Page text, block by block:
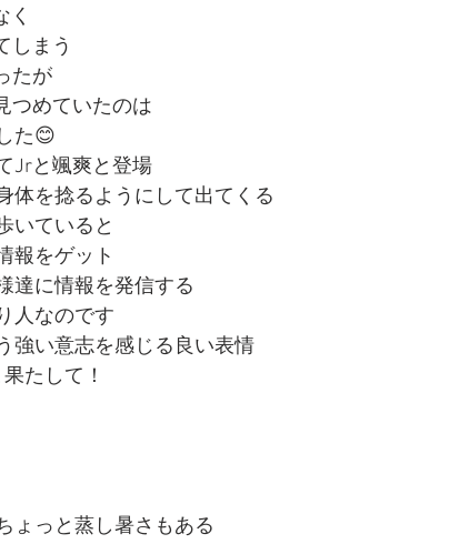
く
しまう
たが
つめていたのは
た😊
Jrと颯爽と登場
体を捻るようにして出てくる
いていると
報をゲット
達に情報を発信する
人なのです
強い意志を感じる良い表情
たして！
ょっと蒸し暑さもある